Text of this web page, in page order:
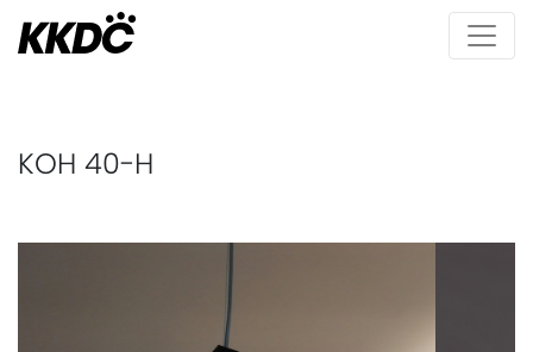
KOH 40-H